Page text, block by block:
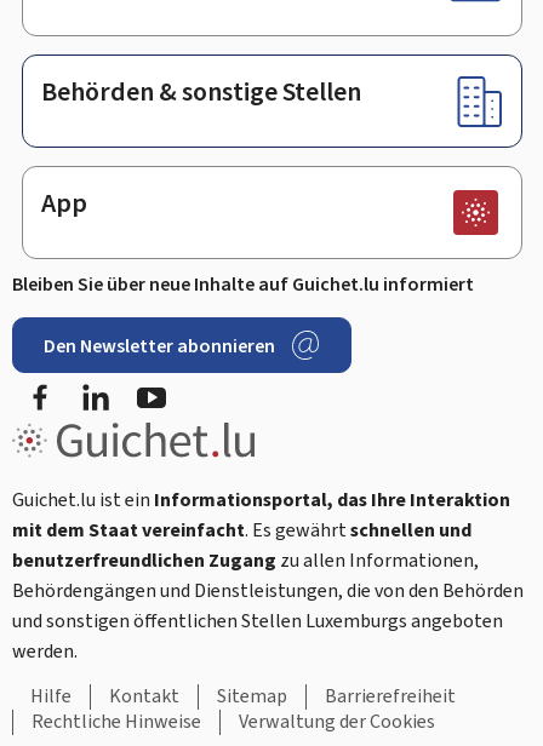
Behörden & sonstige Stellen
App
Bleiben Sie über neue Inhalte auf Guichet.lu informiert
Den Newsletter abonnieren
FacebookLinkedIn
Guichet.lu ist ein Informationsportal, das Ihre Interaktion
mit dem Staat vereinfacht. Es gewährtschnellen und
benutzerfreundlichen Zugang zu allen Informationen,
Behördengängen und Dienstleistungen, die von den Behörden
und sonstigen öffentlichen Stellen Luxemburgs angeboten
werden.
Hilfe
Kontakt Sitemap
Barrierefreiheit
Rechtliche Hinweise
Verwaltung der Cookies